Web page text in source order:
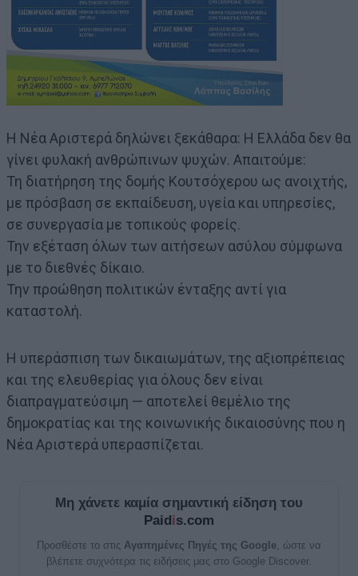
Η Νέα Αριστερά δηλώνει ξεκάθαρα: Η Ελλάδα δεν θα
γίνει φυλακή ανθρώπινων ψυχών. Απαιτούμε:
Τη διατήρηση της δομής Κουτσόχερου ως ανοιχτής,
με πρόσβαση σε εκπαίδευση, υγεία και υπηρεσίες,
σε συνεργασία με τοπικούς φορείς.
Την εξέταση όλων των αιτήσεων ασύλου σύμφωνα
με το διεθνές δίκαιο.
Την προώθηση πολιτικών ένταξης αντί για
καταστολή.
Η υπεράσπιση των δικαιωμάτων, της αξιοπρέπειας
και της ελευθερίας για όλους δεν είναι
διαπραγματεύσιμη — αποτελεί θεμέλιο της
δημοκρατίας και της κοινωνικής δικαιοσύνης που η
Νέα Αριστερά υπερασπίζεται.
Μη χάνετε καμία σημαντική είδηση του
Paidis.com
Προσθέστε το στις Αγαπημένες Πηγές της Google , ώστε να
βλέπετε συχνότερα τις ειδήσεις μας στο Google Discover.